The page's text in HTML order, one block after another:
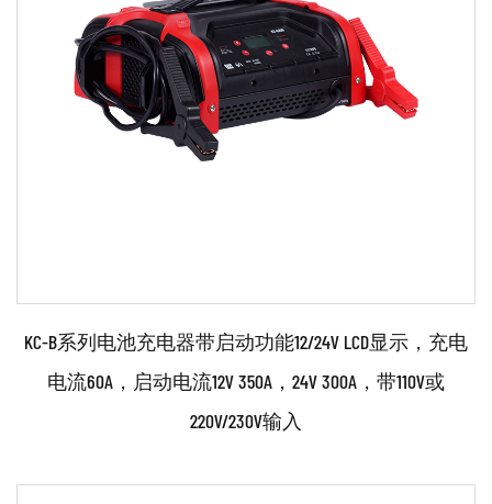
方便搬运 电量不足时直接启动发动机，无需长时间充电
充电 6 个步骤： 步骤 1 通过脉冲充电进行电池状态诊断
和恢复 ...
阅读更多
KC-B系列电池充电器带启动功能12/24V LCD显示，充电
电流60A，启动电流12V 350A，24V 300A，带110V或
220V/230V输入